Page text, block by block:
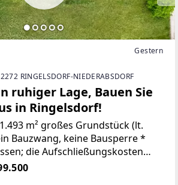
Gestern
RINGELSDORF-NIEDERABSDORF
ruhiger Lage, Bauen Sie
in Ringelsdorf!
die Aufschließungskosten
jetzigen Zeitpunkt auf ca. €
ein Teil Bauland Agrar (rund 825